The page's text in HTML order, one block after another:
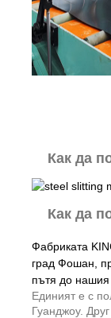
Как да
Как да
Фабриката
град Фошан,
пътя до нашия
Единият е с
Гуанджоу.